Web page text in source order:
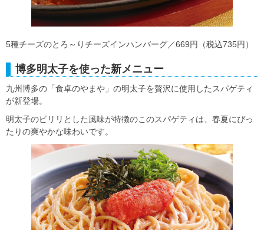
5種チーズのとろ～りチーズインハンバーグ／669円（税込735円）
博多明太子を使った新メニュー
九州博多の「食卓のやまや」の明太子を贅沢に使用したスパゲティ
が新登場。
明太子のピリリとした風味が特徴のこのスパゲティは、春夏にぴっ
たりの爽やかな味わいです。